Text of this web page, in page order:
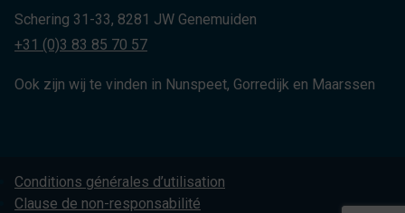
Schering 31-33, 8281 JW Genemuiden
+31 (0)3 83 85 70 57
Ook zijn wij te vinden in Nunspeet, Gorredijk en Maarssen
Conditions générales d’utilisation
Clause de non-responsabilité